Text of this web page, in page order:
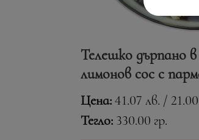
Телешко дърпано
лимонов сос с
Цена:41.07 лв. /
Тегло: 330.00 гр.